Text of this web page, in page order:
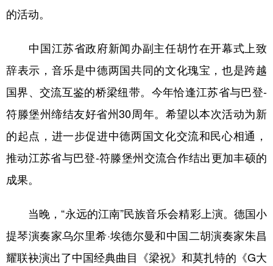
法律
学术中国 乡村振兴 银龄 溯源中国
彩票 娱乐 时尚 悦读
公益 一带一路 亚太网 上市公司
文化产业
地方频道
北京 天津 河北 山西
辽宁 吉林 上海 江苏
的活动。
中国江苏省政府新闻办副主任胡竹在开幕式上致
辞表示，音乐是中德两国共同的文化瑰宝，也是跨越
国界、交流互鉴的桥梁纽带。今年恰逢江苏省与巴登-
符滕堡州缔结友好省州30周年。希望以本次活动为新
的起点，进一步促进中德两国文化交流和民心相通，
推动江苏省与巴登-符滕堡州交流合作结出更加丰硕的
成果。
当晚，“永远的江南”民族音乐会精彩上演。德国小
提琴演奏家乌尔里希·埃德尔曼和中国二胡演奏家朱昌
耀联袂演出了中国经典曲目《梁祝》和莫扎特的《G大